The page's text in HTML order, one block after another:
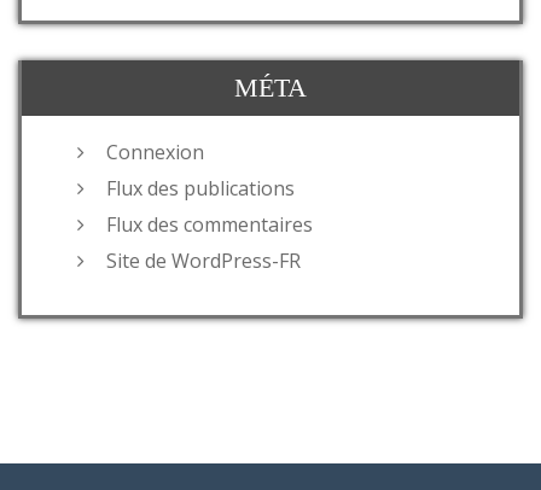
MÉTA
Connexion
Flux des publications
Flux des commentaires
Site de WordPress-FR